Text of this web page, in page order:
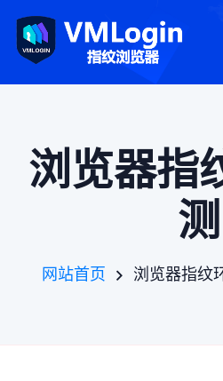
浏览器指
测
网站首页 浏览器指纹